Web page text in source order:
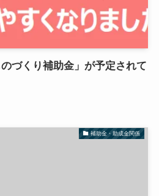
づくり補助金」が予定されて
補助金・助成金関係